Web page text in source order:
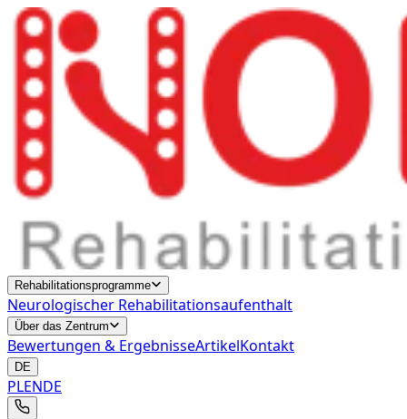
Rehabilitationsprogramme
Neurologischer Rehabilitationsaufenthalt
Über das Zentrum
Bewertungen & ErgebnisseArtikelKontakt
DE
PLENDE